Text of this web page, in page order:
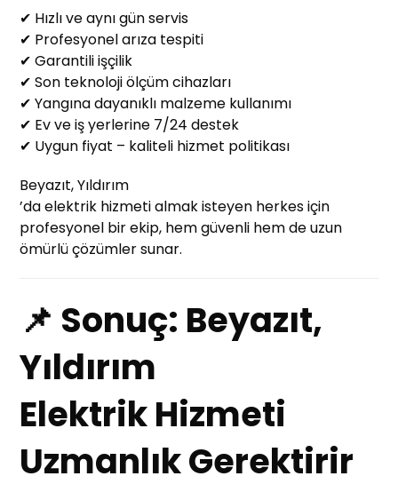
✔ Hızlı ve aynı gün servis
✔ Profesyonel arıza tespiti
✔ Garantili işçilik
✔ Son teknoloji ölçüm cihazları
✔ Yangına dayanıklı malzeme kullanımı
✔ Ev ve iş yerlerine 7/24 destek
✔ Uygun fiyat – kaliteli hizmet politikası
Beyazıt, Yıldırım
’da elektrik hizmeti almak isteyen herkes için
profesyonel bir ekip, hem güvenli hem de uzun
ömürlü çözümler sunar.
📌 Sonuç: Beyazıt,
Yıldırım
Elektrik Hizmeti
Uzmanlık Gerektirir